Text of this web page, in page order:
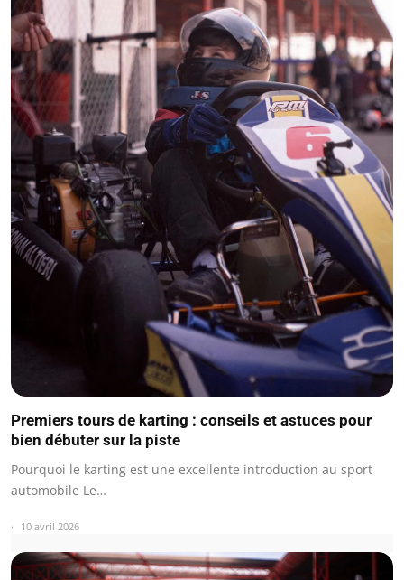
Premiers tours de karting : conseils et astuces pour
bien débuter sur la piste
Pourquoi le karting est une excellente introduction au sport
automobile Le…
10 avril 2026